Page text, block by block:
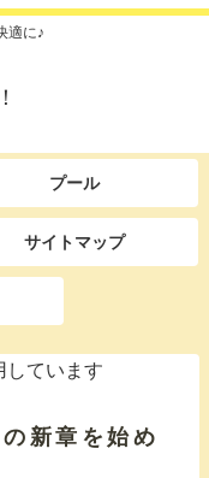
適に♪
プール
サイトマップ
しています
新章を始め